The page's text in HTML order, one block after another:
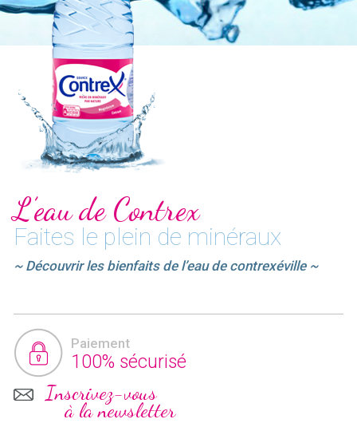
L’eau de Contrex
Faites le plein de minéraux
~ Découvrir les bienfaits de l’eau de contrexéville ~
Paiement
100% sécurisé
Inscrivez-vous
à la newsletter